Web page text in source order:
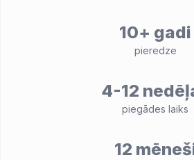
10+ gadi
pieredze
4-12
piegādes laiks
12